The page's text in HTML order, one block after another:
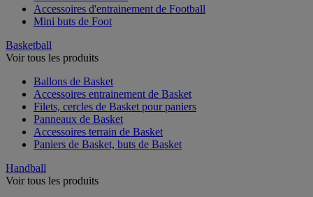
Accessoires d'entrainement de Football
Mini buts de Foot
Basketball
Voir tous les produits
Ballons de Basket
Accessoires entrainement de Basket
Filets, cercles de Basket pour paniers
Panneaux de Basket
Accessoires terrain de Basket
Paniers de Basket, buts de Basket
Handball
Voir tous les produits